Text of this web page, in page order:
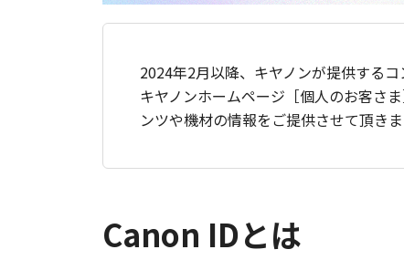
2024年2月以降、キヤノンが提供する
キヤノンホームページ［個人のお客さ
ンツや機材の情報をご提供させて頂きま
Canon IDとは